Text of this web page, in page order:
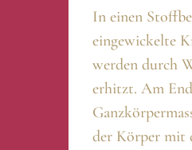
In einen
eingewickelte
werden durch
erhitzt. Am
der Körper mit